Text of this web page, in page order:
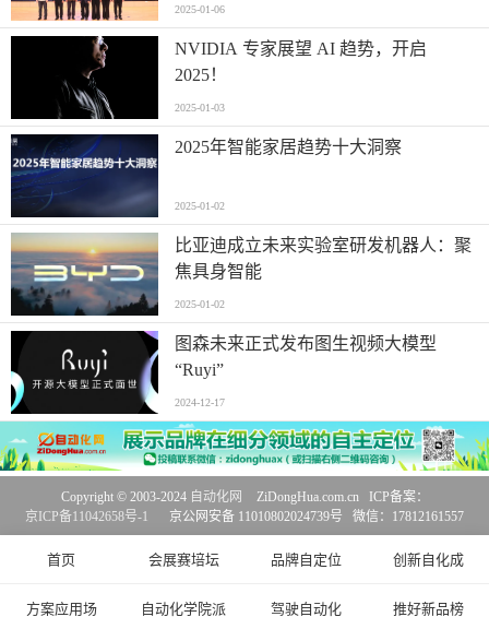
2025-01-06
NVIDIA 专家展望 AI 趋势，开启
2025！
2025-01-03
2025年智能家居趋势十大洞察
2025-01-02
比亚迪成立未来实验室研发机器人：聚
焦具身智能
2025-01-02
图森未来正式发布图生视频大模型
“Ruyi”
2024-12-17
首页 会展赛培坛 品牌自定位 创新自化成
方案应用场 自动化学院派 驾驶自动化 推好新品榜
Copyright © 2003-2024 自动化网
ZiDongHua.com.cn ICP备案：
京ICP备11042658号-1
京公网安备 11010802024739号 微信：17812161557